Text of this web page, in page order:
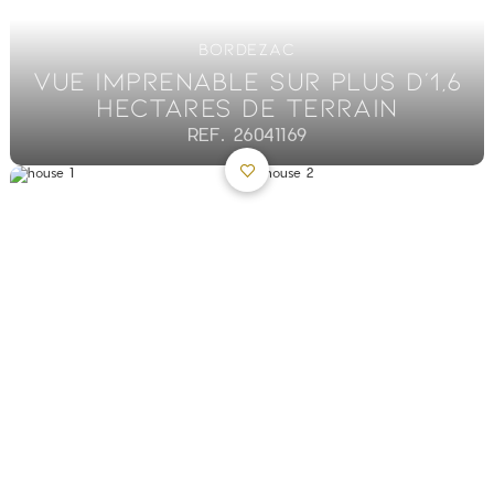
BORDEZAC
VUE IMPRENABLE SUR PLUS D'1,6
HECTARES DE TERRAIN
REF. 26041169